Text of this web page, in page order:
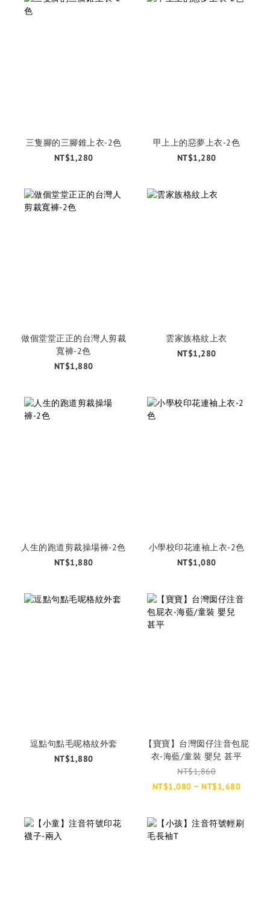
三隻腳的三腳錐上衣-2色
NT$1,280
甲上上的惡夢上衣-2色
NT$1,280
做個堂堂正正的台灣人剪裁
寬褲-2色
NT$1,880
雲家族格紋上衣
NT$1,280
人生的跑道剪裁操場褲-2色
NT$1,880
小學校印花連袖上衣-2色
NT$1,080
逗點句點毛呢格紋外套
NT$1,880
【寶寶】台灣囡仔注音包屁
衣-海藍/童裝 嬰兒 甚平
NT$1,860
NT$1,080 ~ NT$1,680